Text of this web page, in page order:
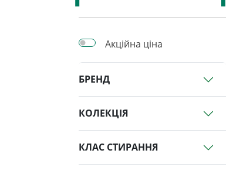
Акційна ціна
БРЕНД
КОЛЕКЦІЯ
КЛАС СТИРАННЯ